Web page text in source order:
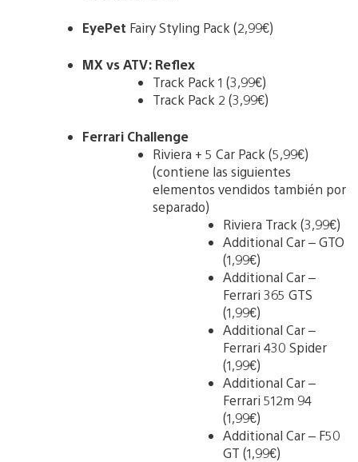
EyePet Fairy Styling Pack (2,99€)
MX vs ATV: Reflex
Track Pack 1 (3,99€)
Track Pack 2 (3,99€)
Ferrari Challenge
Riviera + 5 Car Pack (5,99€)
(contiene las siguientes
elementos vendidos también por
separado)
Riviera Track (3,99€)
Additional Car – GTO
(1,99€)
Additional Car –
Ferrari 365 GTS
(1,99€)
Additional Car –
Ferrari 430 Spider
(1,99€)
Additional Car –
Ferrari 512m 94
(1,99€)
Additional Car – F50
GT (1,99€)